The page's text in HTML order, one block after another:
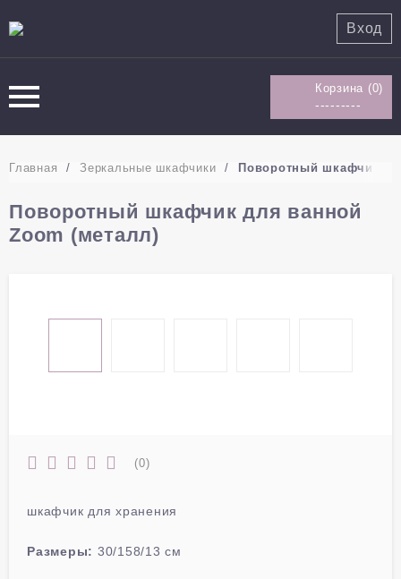
Вход
Корзина (0)
---------
Главная / Зеркальные шкафчики / Поворотный шкафчик
Поворотный шкафчик для ванной
Zoom (металл)
(0)
шкафчик для хранения
Размеры: 30/158/13 см